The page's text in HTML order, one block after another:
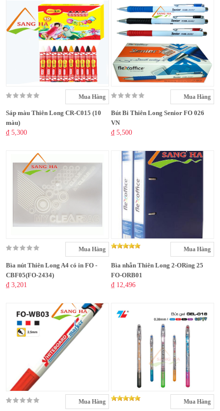
Mua Hàng
Sáp màu Thiên Long CR-C015 (10
màu)
₫ 5,300
Mua Hàng
Bút Bi Thiên Long Senior FO 026
VN
₫ 5,500
Mua Hàng
Bìa nút Thiên Long A4 có in FO -
CBF05(FO-2434)
₫ 3,201
Mua Hàng
Bìa nhẫn Thiên Long 2-ORing 25
FO-ORB01
₫ 12,496
Mua Hàng Mua Hàng